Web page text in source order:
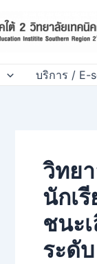
บริการ / E-
วิทย
นักเ
ชนะ
ระดั
navigation